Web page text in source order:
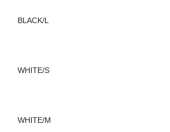
BLACK/L
WHITE/S
WHITE/M